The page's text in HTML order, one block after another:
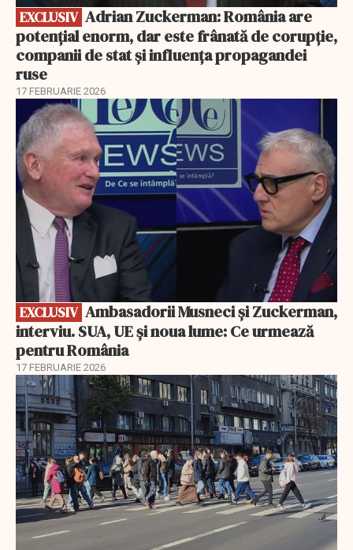
EXCLUSIV
potențial enorm, dar este frânată de corupție,
companii de stat și influența propagandei
ruse
17 FEBRUARIE 2026
EXCLUSIV
EXCLUSIV
interviu. SUA, UE și noua lume: Ce urmează
pentru România
17 FEBRUARIE 2026